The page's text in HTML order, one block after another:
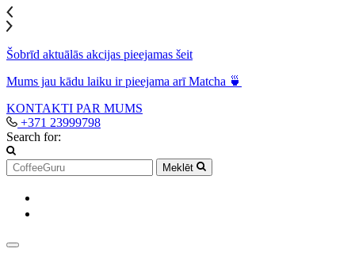
Šobrīd aktuālās akcijas pieejamas šeit
Mums jau kādu laiku ir pieejama arī Matcha 🍵
KONTAKTI PAR MUMS
+371 23999798
Search for:
Meklēt